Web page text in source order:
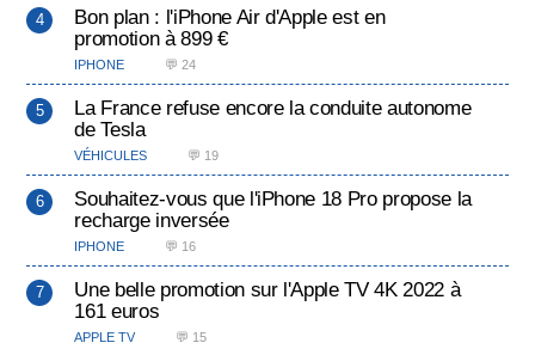
Bon plan : l'iPhone Air d'Apple est en
promotion à 899 €
IPHONE 💬 24
La France refuse encore la conduite autonome
de Tesla
VÉHICULES 💬 19
Souhaitez-vous que l'iPhone 18 Pro propose la
recharge inversée
IPHONE 💬 16
Une belle promotion sur l'Apple TV 4K 2022 à
161 euros
APPLE TV 💬 15